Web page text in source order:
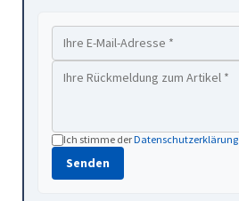
Ich stimme derDatenschutzerklärung
Senden